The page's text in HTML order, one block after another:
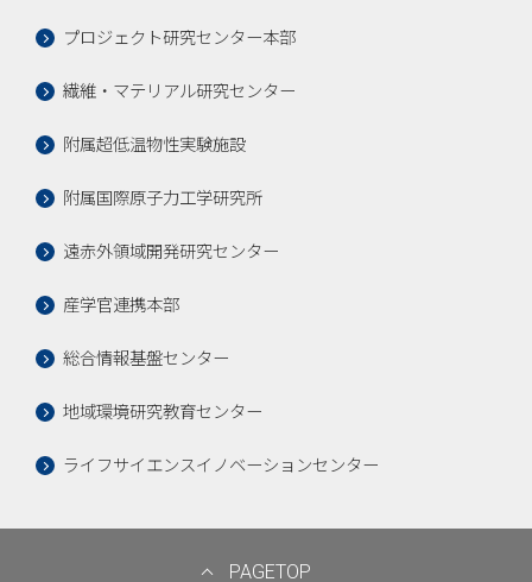
プロジェクト研究センター本部
繊維・マテリアル研究センター
附属超低温物性実験施設
附属国際原子力工学研究所
遠赤外領域開発研究センター
産学官連携本部
総合情報基盤センター
地域環境研究教育センター
ライフサイエンスイノベーションセンター
PAGETOP